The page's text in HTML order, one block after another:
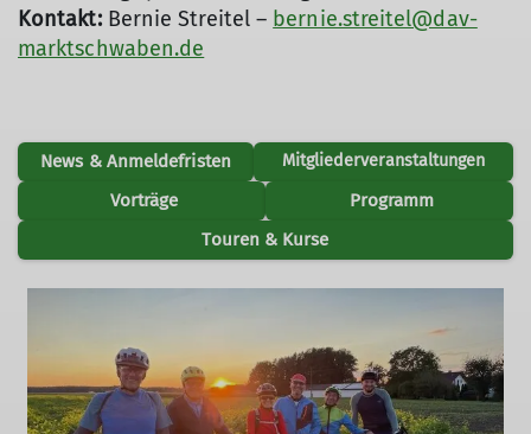
Kontakt: Bernie Streitel – bernie.streitel@dav-
marktschwaben.de
News & Anmeldefristen Mitgliederveranstaltungen
Vorträge
Programm
Touren & Kurse